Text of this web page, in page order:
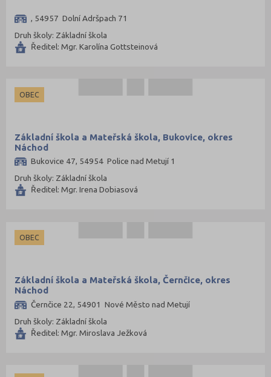
, 54957 Dolní Adršpach 71
Druh školy: Základní škola
Ředitel: Mgr. Karolína Gottsteinová
OBEC
Základní škola a Mateřská škola, Bukovice, okres
Náchod
Bukovice 47, 54954 Police nad Metují 1
Druh školy: Základní škola
Ředitel: Mgr. Irena Dobiasová
OBEC
Základní škola a Mateřská škola, Černčice, okres
Náchod
Černčice 22, 54901 Nové Město nad Metují
Druh školy: Základní škola
Ředitel: Mgr. Miroslava Ježková